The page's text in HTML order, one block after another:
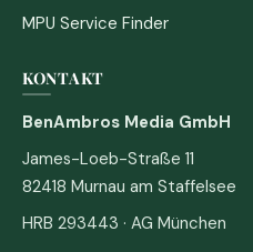
MPU Service Finder
KONTAKT
BenAmbros Media GmbH
James-Loeb-Straße 11
82418 Murnau am Staffelsee
HRB 293443 · AG München